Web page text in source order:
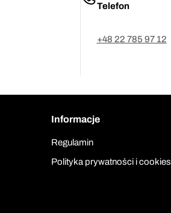
Telefon
+48 22 785 97 12
Informacje
Regulamin
Polityka prywatności i cookies